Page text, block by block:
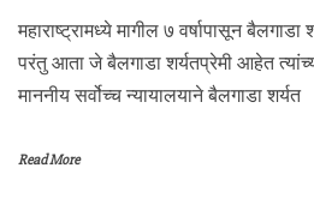
महाराष्ट्रामध्ये मागील ७ वर्षापासून
परंतु आता जे बैलगाडा शर्यतप्रेमी आहेत
माननीय सर्वोच्च न्यायालयाने बैलगाडा शर्यत
Read More